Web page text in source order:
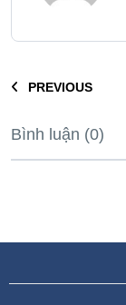
PREVIOUS
Bình luận (0)